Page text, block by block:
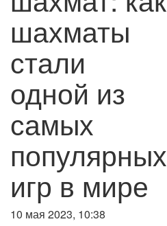
шахматы
стали
одной из
самых
популярных
игр в мире
10 мая 2023, 10:38